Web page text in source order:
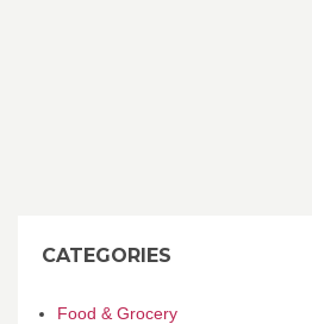
CATEGORIES
Food & Grocery